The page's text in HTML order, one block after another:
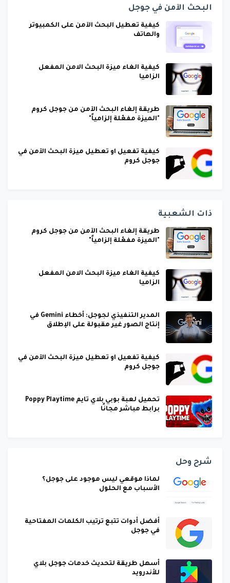
البحث الآمن في جوجل
كيفية تعطيل البحث الآمن على الكمبيوتر
والهاتف
كيفية الغاء ميزة البحث الامن المفعل
الزاميا
طريقة إلغاء البحث الآمن من جوجل كروم
"الميزة مفعّلة إلزامياً"
كيفية تفعيل او تعطيل ميزة البحث الآمن في
جوجل كروم
ذات الشعبية
طريقة إلغاء البحث الآمن من جوجل كروم
"الميزة مفعّلة إلزامياً"
كيفية الغاء ميزة البحث الامن المفعل
الزاميا
المدير التنفيذي لجوجل: أخطاء Gemini في
إنتاج الصور غير مقبولة على الإطلاق
كيفية تفعيل او تعطيل ميزة البحث الآمن في
جوجل كروم
تحميل لعبة بوبي بلاي تايم Poppy Playtime
برابط مباشر مجانًا
شرح وحل
لماذا موقعي ليس موجود على جوجل؟
الأسباب مع الحلول
أفضل أدوات تتبع ترتيب الكلمات المفتاحية
في جوجل
أسهل طريقة لتحديث خدمات جوجل بلاي
للأندرويد